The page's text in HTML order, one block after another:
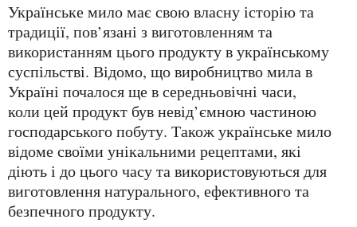
Українське мило має свою власну історію та
традиції, пов’язані з виготовленням та
використанням цього продукту в українському
суспільстві. Відомо, що виробництво мила в
Україні почалося ще в середньовічні часи,
коли цей продукт був невід’ємною частиною
господарського побуту. Також українське мило
відоме своїми унікальними рецептами, які
діють і до цього часу та використовуються для
виготовлення натурального, ефективного та
безпечного продукту.